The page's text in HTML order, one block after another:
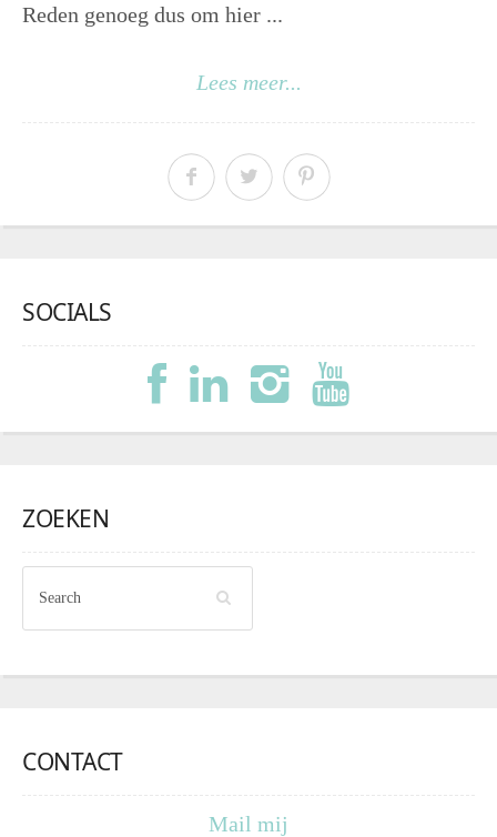
Reden genoeg dus om hier ...
Lees meer...
SOCIALS
ZOEKEN
CONTACT
Mail mij